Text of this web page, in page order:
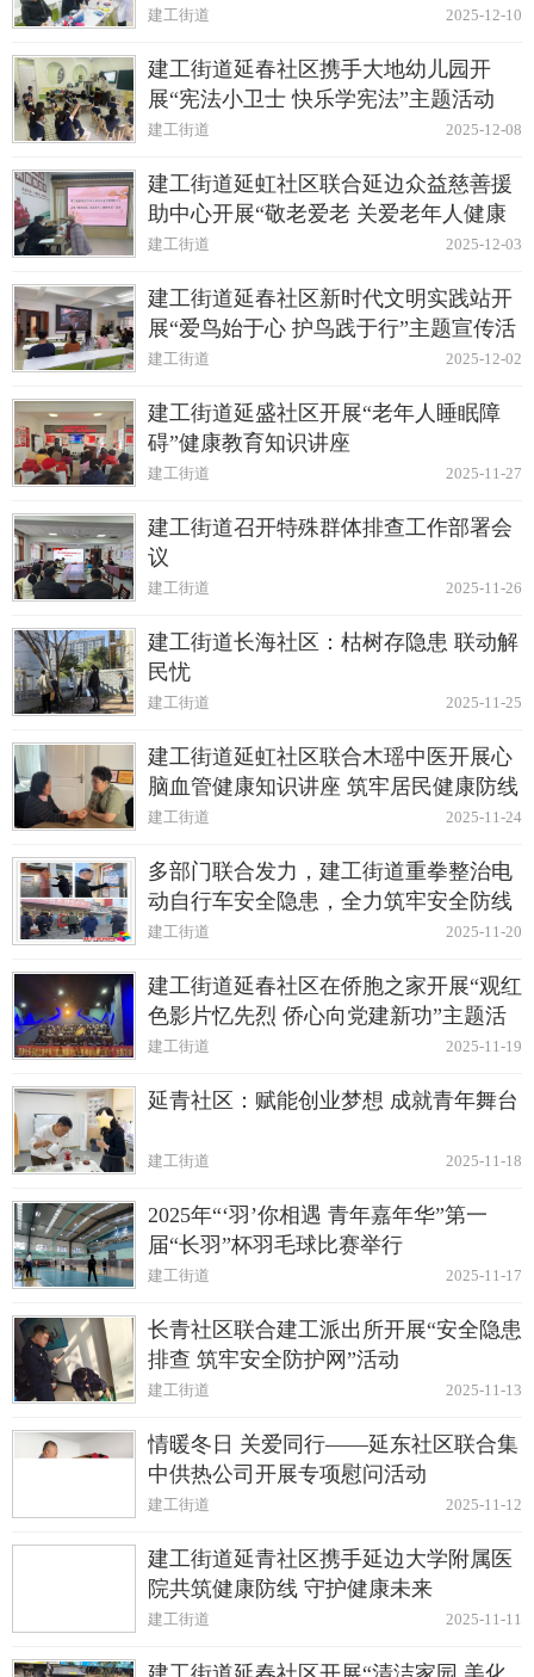
2025-12-10
建工街道
建工街道延春社区携手大地幼儿园开
展“宪法小卫士 快乐学宪法”主题活动
2025-12-08
建工街道
建工街道延虹社区联合延边众益慈善援
助中心开展“敬老爱老 关爱老年人健康
生活”主题活动
2025-12-03
建工街道
建工街道延春社区新时代文明实践站开
展“爱鸟始于心 护鸟践于行”主题宣传活
动
2025-12-02
建工街道
建工街道延盛社区开展“老年人睡眠障
碍”健康教育知识讲座
2025-11-27
建工街道
建工街道召开特殊群体排查工作部署会
议
2025-11-26
建工街道
建工街道长海社区：枯树存隐患 联动解
民忧
2025-11-25
建工街道
建工街道延虹社区联合木瑶中医开展心
脑血管健康知识讲座 筑牢居民健康防线
2025-11-24
建工街道
多部门联合发力，建工街道重拳整治电
动自行车安全隐患，全力筑牢安全防线
2025-11-20
建工街道
建工街道延春社区在侨胞之家开展“观红
色影片忆先烈 侨心向党建新功”主题活
动
2025-11-19
建工街道
延青社区：赋能创业梦想 成就青年舞台
2025-11-18
建工街道
2025年“‘羽’你相遇 青年嘉年华”第一
届“长羽”杯羽毛球比赛举行
2025-11-17
建工街道
长青社区联合建工派出所开展“安全隐患
排查 筑牢安全防护网”活动
2025-11-13
建工街道
情暖冬日 关爱同行——延东社区联合集
中供热公司开展专项慰问活动
2025-11-12
建工街道
建工街道延青社区携手延边大学附属医
院共筑健康防线 守护健康未来
2025-11-11
建工街道